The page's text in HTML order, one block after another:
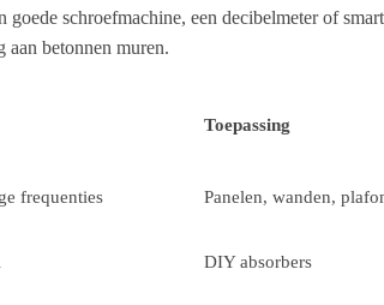
schroefmachine, een decibelmeter of
aan betonnen muren.
Toepassing
frequenties Panelen, wanden,
DIY absorbers